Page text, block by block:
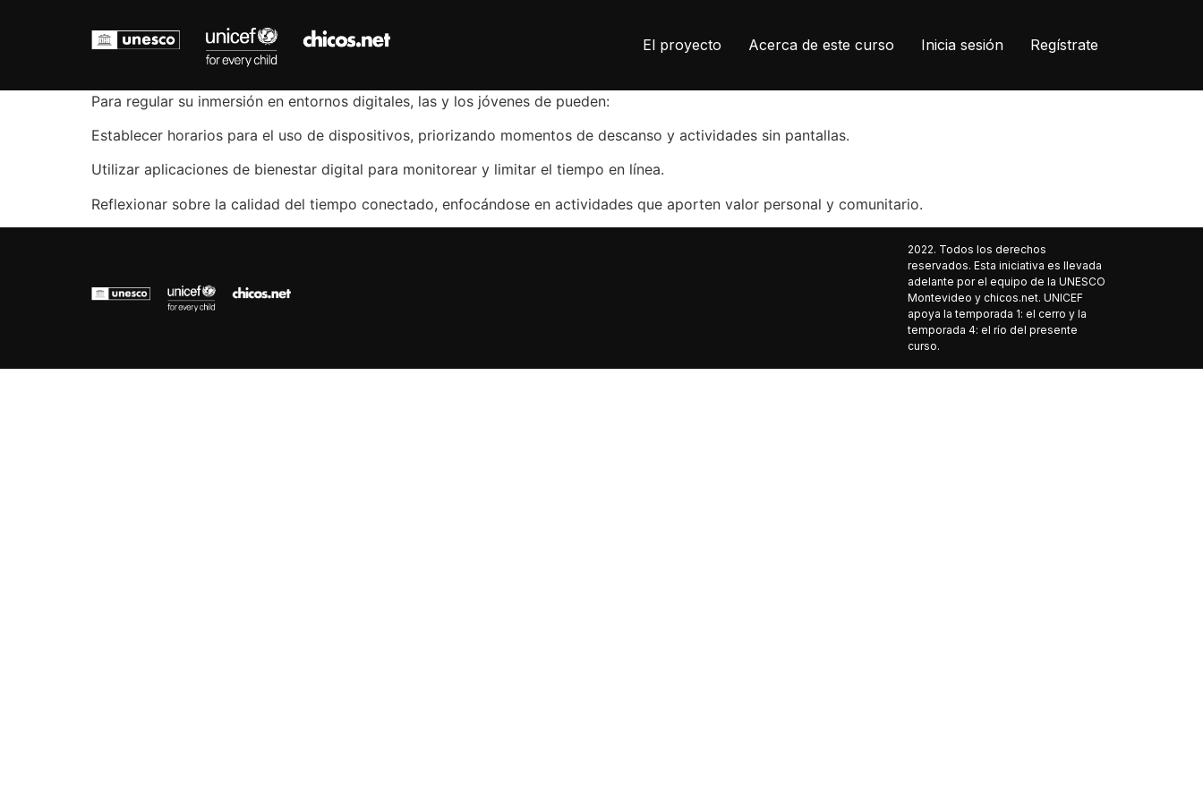
El proyecto Acerca de este curso Inicia sesión Regístrate
Para regular su inmersión en entornos digitales, las y los jóvenes de pueden:
Establecer horarios para el uso de dispositivos, priorizando momentos de descanso y actividades sin pantallas.
Utilizar aplicaciones de bienestar digital para monitorear y limitar el tiempo en línea.
Reflexionar sobre la calidad del tiempo conectado, enfocándose en actividades que aporten valor personal y comunitario.
2022. Todos los derechos
reservados. Esta iniciativa es llevada
adelante por el equipo de la UNESCO
Montevideo y chicos.net. UNICEF
apoya la temporada 1: el cerro y la
temporada 4: el río del presente
curso.